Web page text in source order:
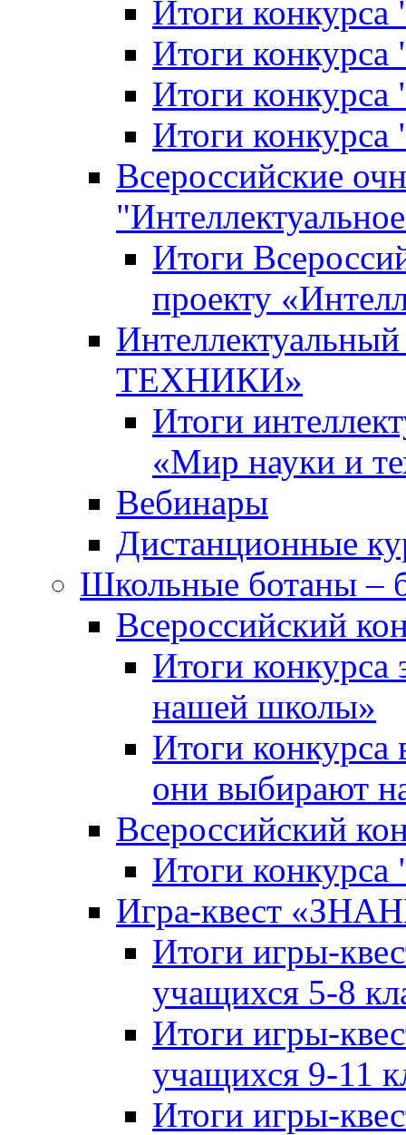
Итоги
Итоги конкурса
Итоги
Итоги
Всероссийские
Итоги
проекту
ТЕХНИКИ»
Итоги
«Мир науки и
Вебинары
Дистанционные
Школьные ботаны –
Всероссийский
Итоги
нашей школы»
Итоги конкурса
они выбирают
Всероссийский
Итоги
Игра-квест
Итоги игры-
учащихся 5-8
Итоги игры-
учащихся 9-11
Итоги игры-